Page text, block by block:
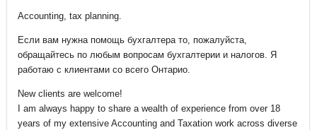
Accounting, tax planning.
Если вам нужна помощь бухгалтера то, пожалуйста,
обращайтесь по любым вопросам бухгалтерии и налогов. Я
работаю с клиентами со всего Онтарио.
New clients are welcome!
I am always happy to share a wealth of experience from over 18
years of my extensive Accounting and Taxation work across diverse